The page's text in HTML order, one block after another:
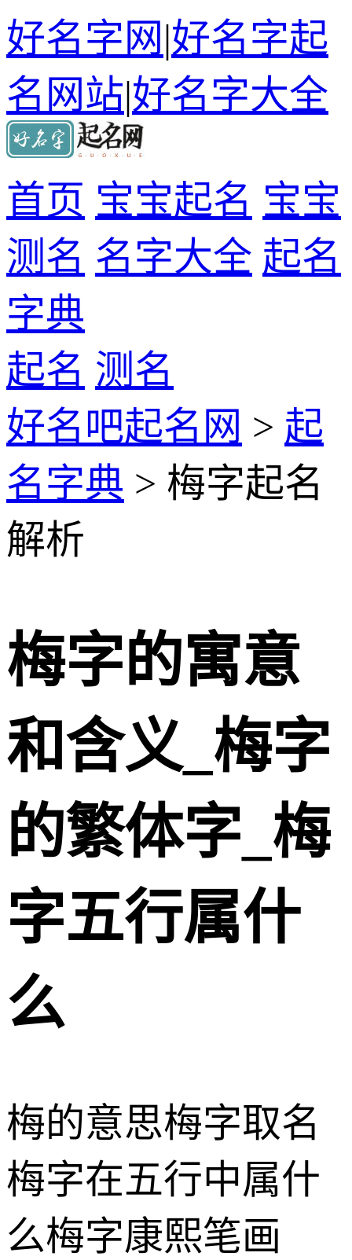
好名字网|好名字起
名网站|好名字大全
首页 宝宝起名 宝宝
测名 名字大全 起名
字典
起名 测名
好名吧起名网 > 起
名字典 > 梅字起名
解析
梅字的寓意
和含义_梅字
的繁体字_梅
字五行属什
么
梅的意思梅字取名
梅字在五行中属什
么梅字康熙笔画